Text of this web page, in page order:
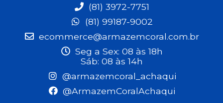
(81) 3972-7751
(81) 99187-9002
ecommerce@armazemcoral.com.br
Seg a Sex: 08 às 18h
Sáb: 08 às 14h
@armazemcoral_achaqui
@ArmazemCoralAchaqui